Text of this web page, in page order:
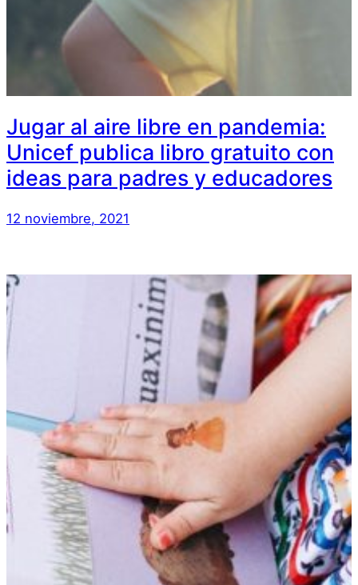
Jugar al aire libre en pandemia:
Unicef publica libro gratuito con
ideas para padres y educadores
12 noviembre, 2021